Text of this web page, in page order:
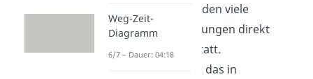
In der Realität finden viele
Energieumwandlungen direkt
hintereinander statt.
Beispielsweise ist das in
Weg-Zeit-
Diagramm
6/7 – Dauer: 04:18